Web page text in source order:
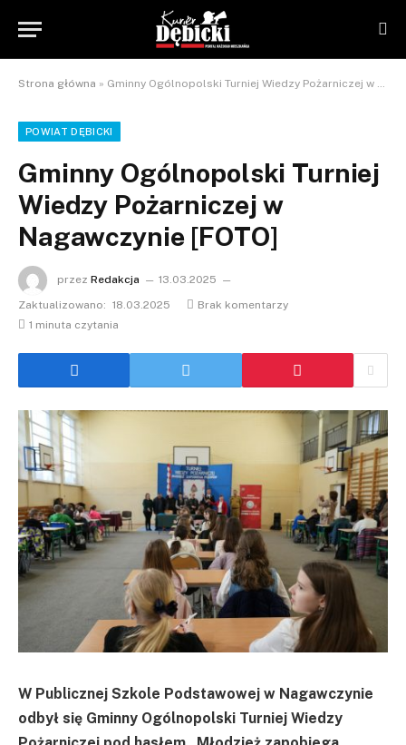
Strona główna » Gminny Ogólnopolski Turniej Wiedzy Pożarniczej w Nagawczynie [FOTO]
POWIAT DĘBICKI
Gminny Ogólnopolski Turniej
Wiedzy Pożarniczej w
Nagawczynie [FOTO]
przez Redakcja
13.03.2025
Zaktualizowano: 18.03.2025
Brak komentarzy
1 minuta czytania
W Publicznej Szkole Podstawowej w Nagawczynie
odbył się Gminny Ogólnopolski Turniej Wiedzy